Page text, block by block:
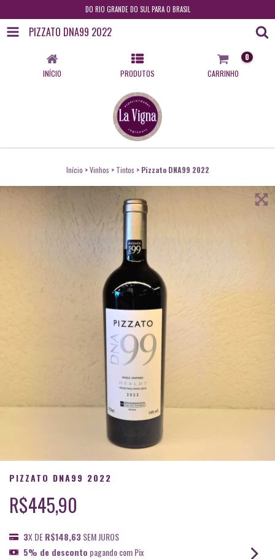
DO RIO GRANDE DO SUL PARA O BRASIL
PIZZATO DNA99 2022
INÍCIO PRODUTOS CARRINHO
0
Início > Vinhos > Tintos > Pizzato DNA99 2022
PIZZATO DNA99 2022
R$445,90
3X DER$148,63SEM JUROS
5% de desconto pagando com Pix